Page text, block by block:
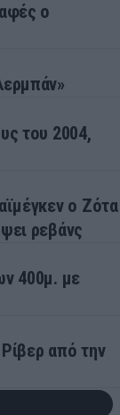
ο
του 2004,
ο Ζότα
ρεβάνς
400μ. με
από την